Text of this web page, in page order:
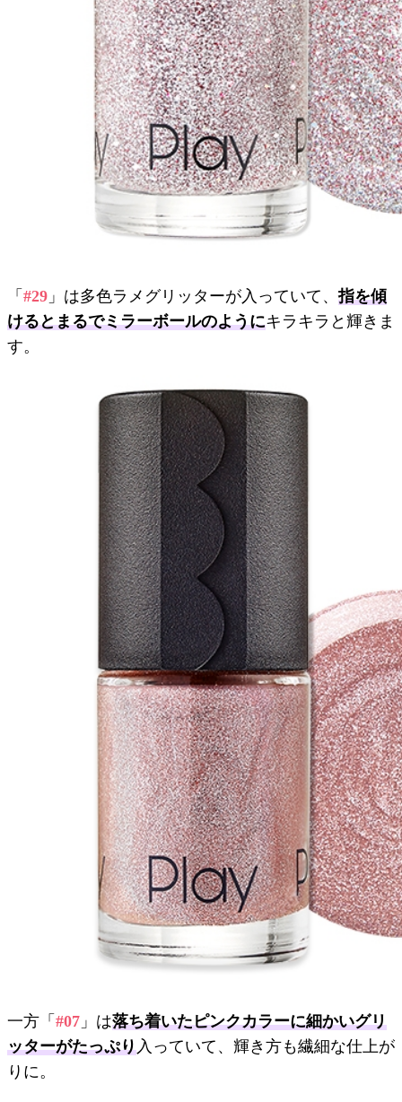
「 #29 」は多色ラメグリッターが入っていて、指を傾
けるとまるでミラーボールのようにキラキラと輝きま
す。
一方「 #07 」は落ち着いたピンクカラーに細かいグリ
ッターがたっぷり 入っていて、輝き方も繊細な仕上が
りに。